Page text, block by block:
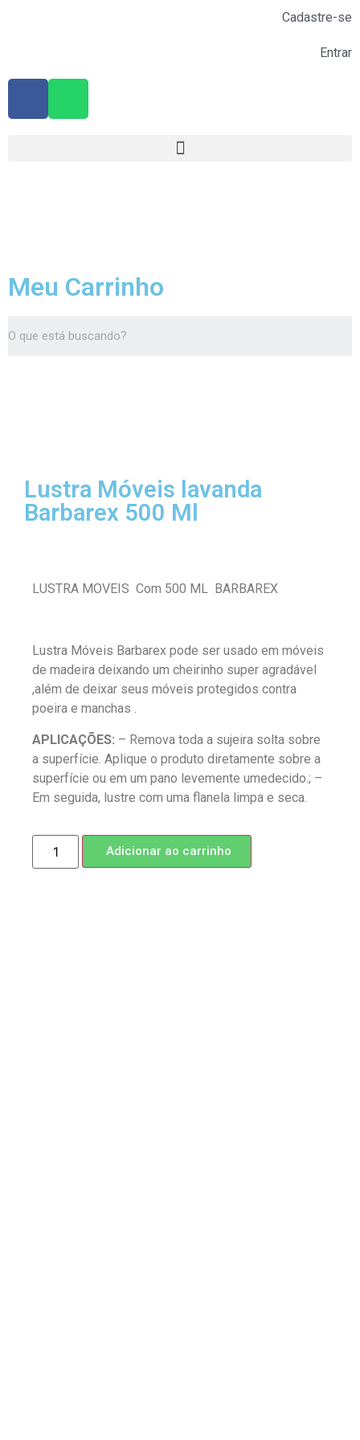
Cadastre-se
Entrar
Meu Carrinho
Lustra Móveis lavanda
Barbarex 500 Ml
LUSTRA MOVEIS Com 500 ML BARBAREX
Lustra Móveis Barbarex pode ser usado em móveis
de madeira deixando um cheirinho super agradável
,além de deixar seus móveis protegidos contra
poeira e manchas .
APLICAÇÕES: – Remova toda a sujeira solta sobre
a superfície. Aplique o produto diretamente sobre a
superfície ou em um pano levemente umedecido.; –
Em seguida, lustre com uma flanela limpa e seca.
Adicionar ao carrinho